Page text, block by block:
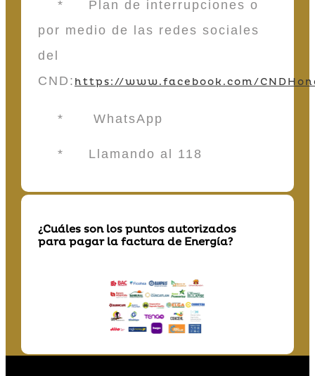
* Plan de interrupciones o
por medio de las redes sociales
del
CND: https://www.facebook.com/
* WhatsApp
* Llamando al 118
¿Cuáles son los puntos autorizados
para pagar la factura de Energía?